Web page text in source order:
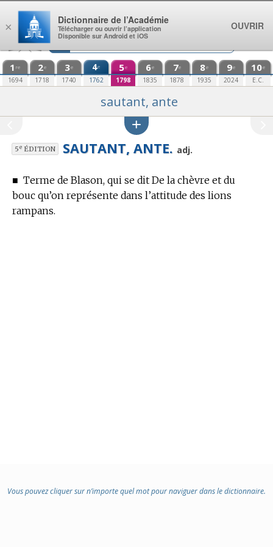
Aller au contenu
1 re
1694
2e
1718
3e
1740
4e
1762
5e
1798
6e
1835
7e
1878
8e
1935
9e
2024
10e
E.C.
sautant, ante
5eÉDITION SAUTANT, ANTE. adj.
■ Terme de Blason, qui se dit De la chèvre et du
bouc qu’on représente dans l’attitude des lions
rampans.
Vous pouvez cliquer sur n’importe quel mot pour naviguer dans le dictionnaire.
×
Dictionnaire de l’Académie
Télécharger ou ouvrir l’application
Disponible sur Android et iOS
OUVRIR